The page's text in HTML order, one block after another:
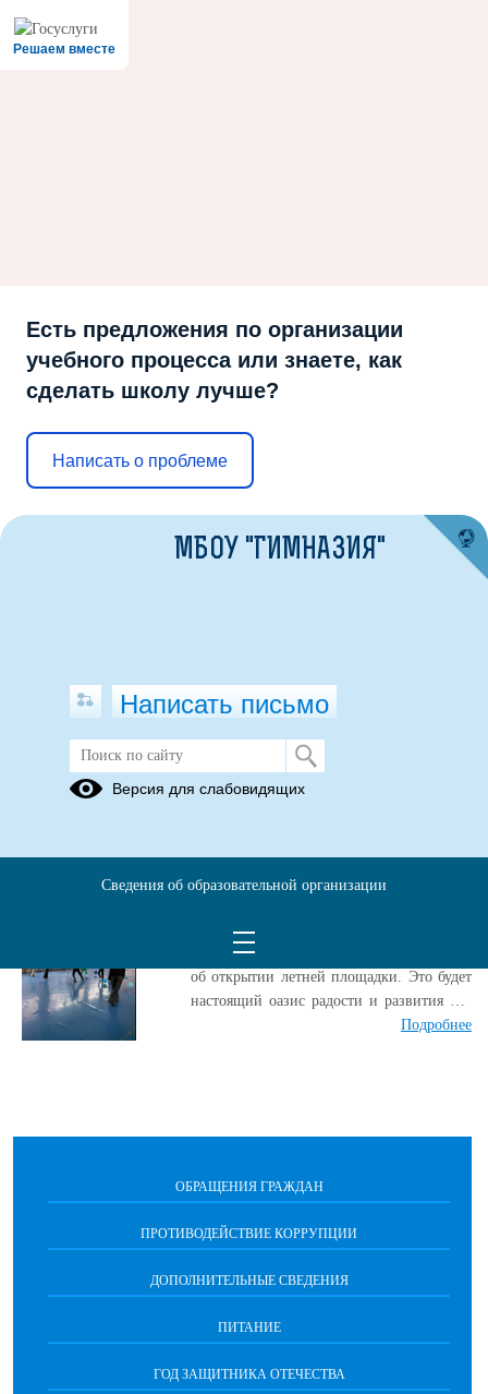
Решаем вместе
Есть предложения по организации
учебного процесса или знаете, как
сделать школу лучше?
Написать о проблеме
Публикации за 01.06.2026
нуждаются в активном и разнообразном
отдыхе! В нашей школе мы рады объявить
об открытии летней площадки. Это будет
настоящий оазис радости и развития для
Помогаем детям в укреплении здоровья и
площадка станет любимым местом отдыха
увлекательных дней, наполненных
незабываемыми впечатлениями . Пусть
открытий и достижений! До встречи на
Подробнее
ОБРАЩЕНИЯ ГРАЖДАН
ПРОТИВОДЕЙСТВИЕ КОРРУПЦИИ
ДОПОЛНИТЕЛЬНЫЕ СВЕДЕНИЯ
ПИТАНИЕ
ГОД ЗАЩИТНИКА ОТЕЧЕСТВА
МБОУ "ГИМНАЗИЯ"
Написать письмо
Версия для слабовидящих
Сведения об образовательной организации